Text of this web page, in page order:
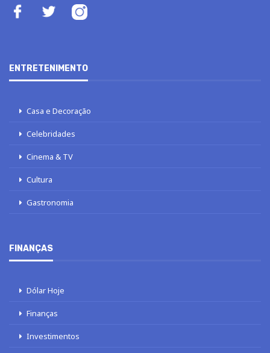
ENTRETENIMENTO
Casa e Decoração
Celebridades
Cinema & TV
Cultura
Gastronomia
FINANÇAS
Dólar Hoje
Finanças
Investimentos